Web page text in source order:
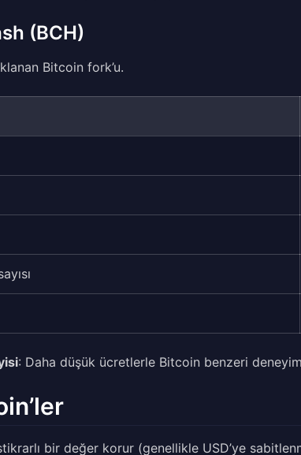
(BCH)
Bitcoin fork’u.
: Daha düşük ücretlerle Bitcoin benzeri
bir değer korur (genellikle USD’ye